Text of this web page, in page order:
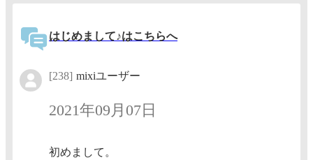
はじめまして♪はこちらへ
[238] mixiユーザー
2021年09月07日
初めまして。